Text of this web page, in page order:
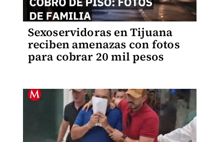
Sexoservidoras en Tijuana
reciben amenazas con fotos
para cobrar 20 mil pesos